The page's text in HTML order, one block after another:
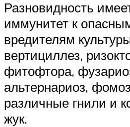
Разновидность
иммунитет к
вредителям
вертициллез,
фитофтора,
альтернариоз,
различные гнили и
жук.